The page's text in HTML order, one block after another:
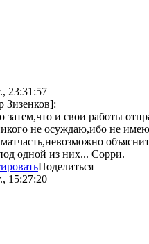
23:31:57
Зизенков]:
затем,что и свои работы
не осуждаю,ибо не
одной из них... Сорри.
Поделиться
15:27:20